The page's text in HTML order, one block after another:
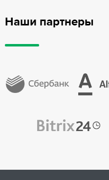
Наши партнеры